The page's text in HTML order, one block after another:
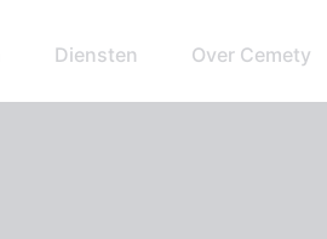
Diensten Over Cemety